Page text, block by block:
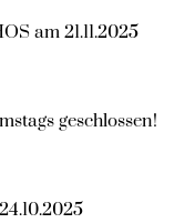
am 21.11.2025
geschlossen!